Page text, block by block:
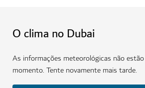
O clima no Dubai
As informações meteorológicas não
momento. Tente novamente mais tarde.